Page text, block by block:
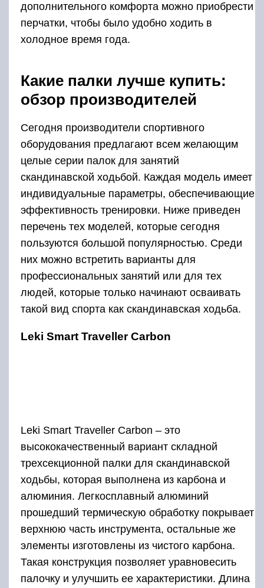
дополнительного комфорта можно приобрести
перчатки, чтобы было удобно ходить в
холодное время года.
Какие палки лучше купить:
обзор производителей
Сегодня производители спортивного
оборудования предлагают всем желающим
целые серии палок для занятий
скандинавской ходьбой. Каждая модель имеет
индивидуальные параметры, обеспечивающие
эффективность тренировки. Ниже приведен
перечень тех моделей, которые сегодня
пользуются большой популярностью. Среди
них можно встретить варианты для
профессиональных занятий или для тех
людей, которые только начинают осваивать
такой вид спорта как скандинавская ходьба.
Leki Smart Traveller Carbon
Leki Smart Traveller Carbon – это
высококачественный вариант складной
трехсекционной палки для скандинавской
ходьбы, которая выполнена из карбона и
алюминия. Легкосплавный алюминий
прошедший термическую обработку покрывает
верхнюю часть инструмента, остальные же
элементы изготовлены из чистого карбона.
Такая конструкция позволяет уравновесить
палочку и улучшить ее характеристики. Длина